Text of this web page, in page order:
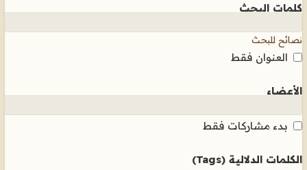
كلمات البحث
نصائح للبحث
العنوان فقط
الأعضاء
بدء مشاركات فقط
الكلمات الدلالية (Tags)